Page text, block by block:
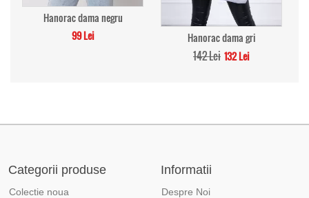
Hanorac dama negru
99 Lei
Hanorac dama gri
142 Lei 132 Lei
Categorii produse
Colectie noua
Informatii
Despre Noi